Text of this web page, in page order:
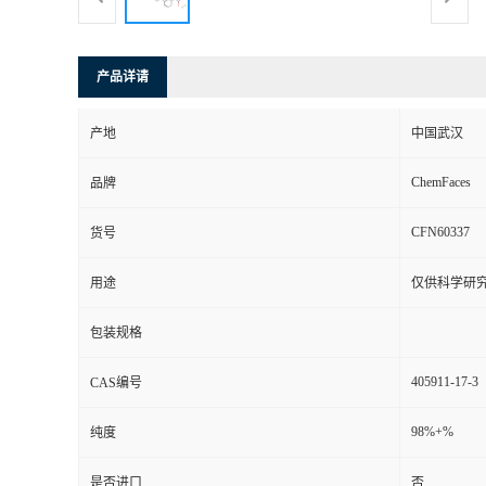
产品详请
产地 中国武汉
品牌 ChemFaces
货号 CFN60337
用途 仅供科学研
包装规格
CAS编号 405911-17-3
纯度 98%+%
是否进口 否